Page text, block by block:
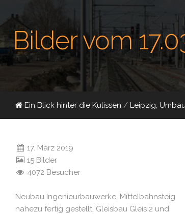
Bilder vom
Ein Blick hinter die Kulissen / Leipzig,
17. März 2019
15 Bilder
4072 Besucher
Neubau Ingenieurbauwerke, Mittelbahnsteig
nahezu fertig gestellt, Gleisbau Gleis 2 und